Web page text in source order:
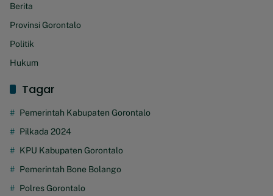
Berita
Provinsi Gorontalo
Politik
Hukum
Tagar
Pemerintah Kabupaten Gorontalo
Pilkada 2024
KPU Kabupaten Gorontalo
Pemerintah Bone Bolango
Polres Gorontalo